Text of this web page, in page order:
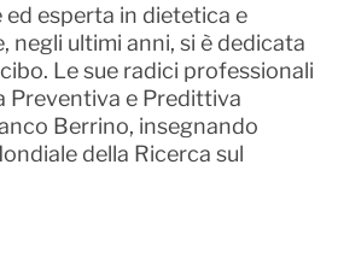
esperta in dietetica e
ultimi anni, si è dedicata
Le sue radici professionali
Preventiva e Predittiva
Berrino, insegnando
della Ricerca sul